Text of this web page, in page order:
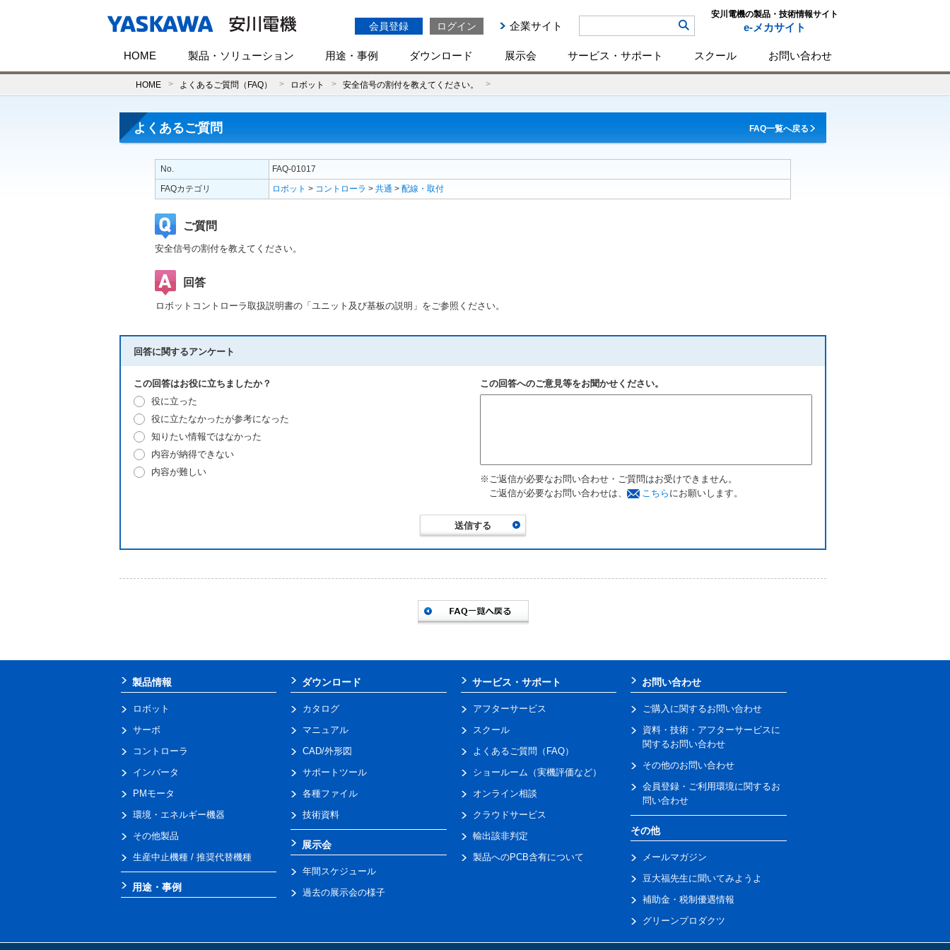
会員登録 ログイン 企業サイト
安川電機の製品・技術情報サイト
e-メカサイト
HOME 製品・ソリューション 用途・事例 ダウンロード 展示会 サービス・サポート スクール お問い合わせ
HOME よくあるご質問（FAQ） ロボット 安全信号の割付を教えてください。
よくあるご質問 FAQ一覧へ戻る
No.
FAQ-01017
FAQカテゴリ
ロボット > コントローラ > 共通 > 配線・取付
ご質問
安全信号の割付を教えてください。
回答
ロボットコントローラ取扱説明書の「ユニット及び基板の説明」をご参照ください。
回答に関するアンケート
この回答はお役に立ちましたか？
役に立った
役に立たなかったが参考になった
知りたい情報ではなかった
内容が納得できない
内容が難しい
この回答へのご意見等をお聞かせください。
※ご返信が必要なお問い合わせ・ご質問はお受けできません。
ご返信が必要なお問い合わせは、
こちら にお願いします。
製品情報
ロボット
サーボ
コントローラ
インバータ
PMモータ
環境・エネルギー機器
その他製品
生産中止機種 / 推奨代替機種
用途・事例
ダウンロード
カタログ
マニュアル
CAD/外形図
サポートツール
各種ファイル
技術資料
展示会
年間スケジュール
過去の展示会の様子
サービス・サポート
アフターサービス
スクール
よくあるご質問（FAQ）
ショールーム（実機評価など）
オンライン相談
クラウドサービス
輸出該非判定
製品へのPCB含有について
お問い合わせ
ご購入に関するお問い合わせ
資料・技術・アフターサービスに
関するお問い合わせ
その他のお問い合わせ
会員登録・ご利用環境に関するお
問い合わせ
その他
メールマガジン
豆大福先生に聞いてみようよ
補助金・税制優遇情報
グリーンプロダクツ